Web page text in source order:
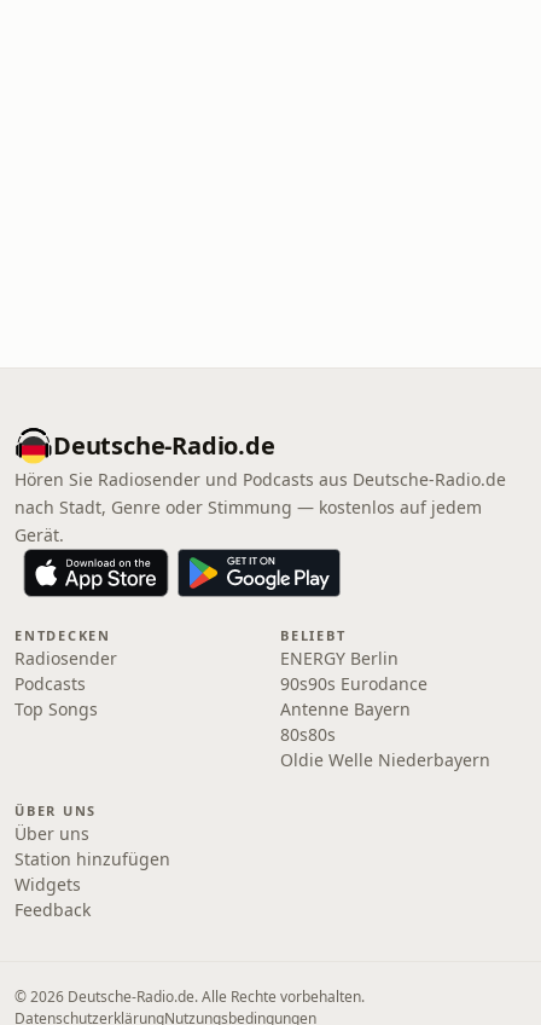
Deutsche-Radio.de
Hören Sie Radiosender und Podcasts aus Deutsche-Radio.de
nach Stadt, Genre oder Stimmung — kostenlos auf jedem
Gerät.
ENTDECKEN
Radiosender
Podcasts
Top Songs
BELIEBT
ENERGY Berlin
90s90s Eurodance
Antenne Bayern
80s80s
Oldie Welle Niederbayern
ÜBER UNS
Über uns
Station hinzufügen
Widgets
Feedback
© 2026 Deutsche-Radio.de. Alle Rechte vorbehalten.
DatenschutzerklärungNutzungsbedingungen